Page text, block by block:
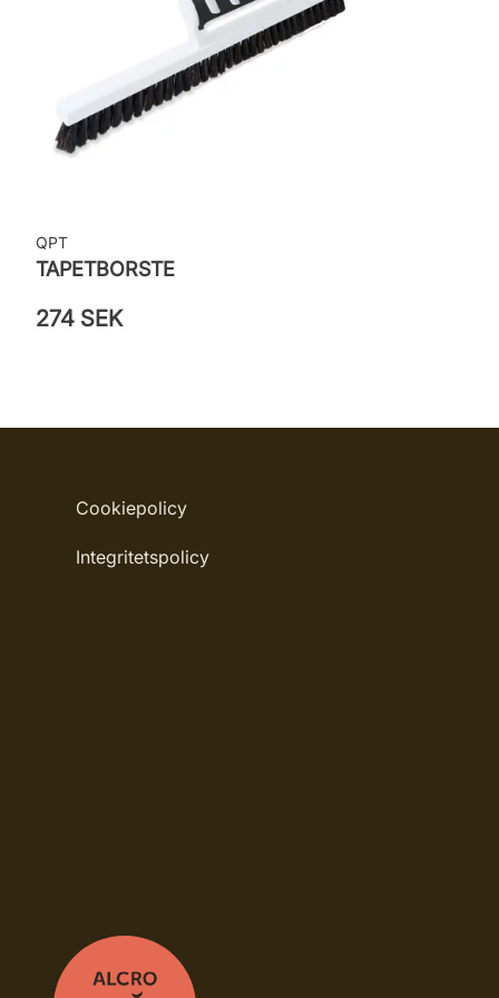
QPT
TAPETBORSTE
274 SEK
Cookiepolicy
Integritetspolicy